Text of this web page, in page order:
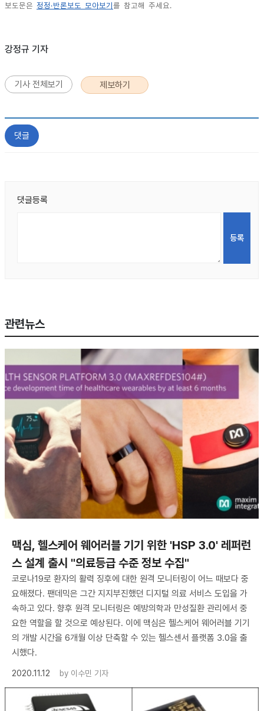
보도문은 정정·반론보도 모아보기를 참고해 주세요.
강정규 기자
기사 전체보기 제보하기
댓글
댓글등록
관련뉴스
맥심, 헬스케어 웨어러블 기기 위한 'HSP 3.0' 레퍼런
스 설계 출시 "의료등급 수준 정보 수집"
코로나19로 환자의 활력 징후에 대한 원격 모니터링이 어느 때보다 중
요해졌다. 팬데믹은 그간 지지부진했던 디지털 의료 서비스 도입을 가
속하고 있다. 향후 원격 모니터링은 예방의학과 만성질환 관리에서 중
요한 역할을 할 것으로 예상된다. 이에 맥심은 헬스케어 웨어러블 기기
의 개발 시간을 6개월 이상 단축할 수 있는 헬스센서 플랫폼 3.0을 출
시했다.
2020.11.12
by 이수민 기자